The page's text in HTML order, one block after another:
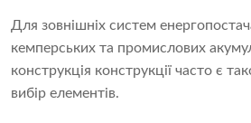
Для зовнішніх систем
кемперських та промислових
конструкція конструкції часто є
вибір елементів.